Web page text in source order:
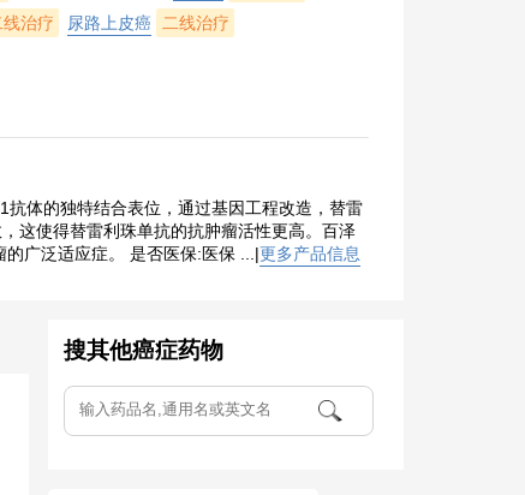
线治疗 尿路上皮癌
二线治疗
体的独特结合表位，通过基因工程改造，替雷
这使得替雷利珠单抗的抗肿瘤活性更高。百泽
广泛适应症。 是否医保:医保 ...|更多产品信息
搜其他癌症药物